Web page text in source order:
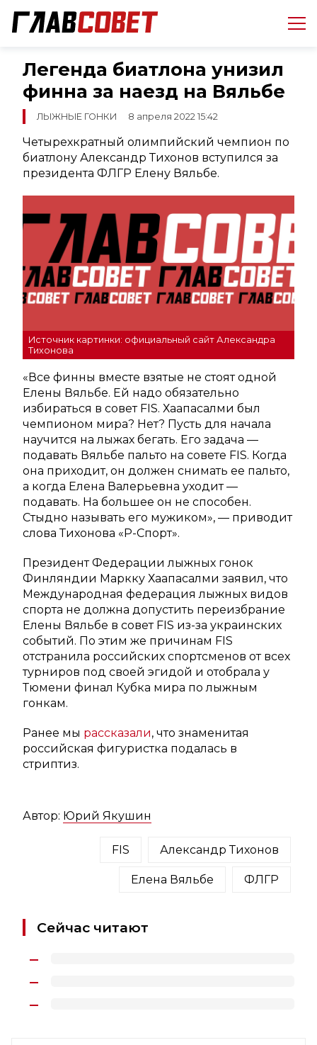
Легенда биатлона унизил
финна за наезд на Вяльбе
ЛЫЖНЫЕ ГОНКИ 8 апреля 2022 15:42
Четырехкратный олимпийский чемпион по
биатлону Александр Тихонов вступился за
президента ФЛГР Елену Вяльбе.
Источник картинки: официальный сайт Александра
Тихонова
«Все финны вместе взятые не стоят одной
Елены Вяльбе. Ей надо обязательно
избираться в совет FIS. Хаапасалми был
чемпионом мира? Нет? Пусть для начала
научится на лыжах бегать. Его задача —
подавать Вяльбе пальто на совете FIS. Когда
она приходит, он должен снимать ее пальто,
а когда Елена Валерьевна уходит —
подавать. На большее он не способен.
Стыдно называть его мужиком», — приводит
слова Тихонова «Р-Спорт».
Президент Федерации лыжных гонок
Финляндии Маркку Хаапасалми заявил, что
Международная федерация лыжных видов
спорта не должна допустить переизбрание
Елены Вяльбе в совет FIS из-за украинских
событий. По этим же причинам FIS
отстранила российских спортсменов от всех
турниров под своей эгидой и отобрала у
Тюмени финал Кубка мира по лыжным
гонкам.
Ранее мы рассказали, что знаменитая
российская фигуристка подалась в
стриптиз.
Автор: Юрий Якушин
FIS Александр Тихонов
Елена Вяльбе ФЛГР
Сейчас читают